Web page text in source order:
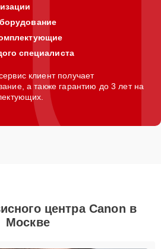
специалиста
клиент получает
а также гарантию до 3 лет на
центра Canon в
Москве